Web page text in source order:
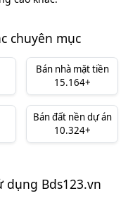
chuyên mục
Bán nhà mặt tiền
15.164+
Bán đất nền dự án
10.324+
Bds123.vn